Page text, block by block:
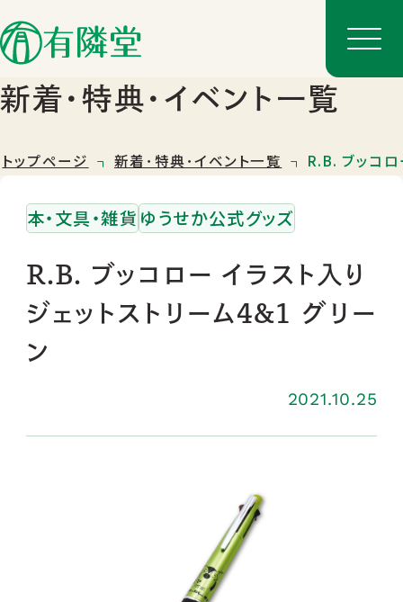
店舗一覧
新着･特典･イベント一覧
トップページ 新着･特典･イベント一覧 R.B. ブッコロ
本・文具・雑貨 ゆうせか公式グッズ
R.B. ブッコロー イラスト入り
ジェットストリーム4&1 グリー
ン
2021.10.25